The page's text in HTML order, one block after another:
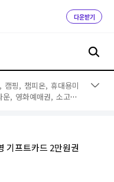
다운받기
캠핑, 챔피온, 휴대용미
운, 영화예매권, 소고
기프트카드 2만원권